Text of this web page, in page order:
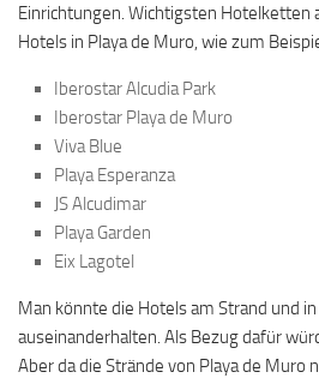
Einrichtungen. Wichtigsten Hotelketten
Hotels in Playa de Muro, wie zum
Iberostar Alcudia Park
Iberostar Playa de Muro
Viva Blue
Playa Esperanza
JS Alcudimar
Playa Garden
Eix Lagotel
Man könnte die Hotels am Strand und
auseinanderhalten. Als Bezug dafür
Aber da die Strände von Playa de Muro